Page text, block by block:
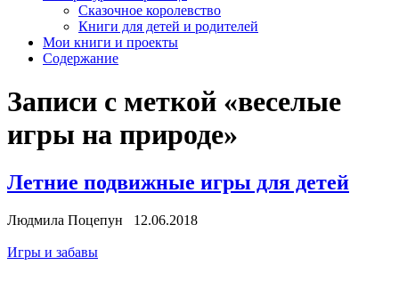
Сказочное королевство
Книги для детей и родителей
Мои книги и проекты
Содержание
Записи с меткой «веселые
игры на природе»
Летние подвижные игры для детей
Людмила Поцепун 12.06.2018
Игры и забавы